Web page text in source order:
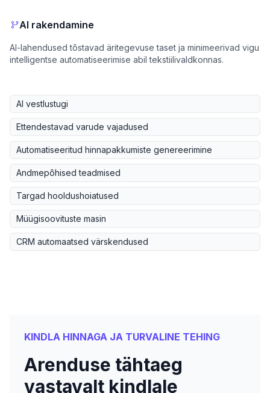
AI rakendamine
AI-lahendused tõstavad äritegevuse taset ja minimeerivad vigu
intelligentse automatiseerimise abil tekstiilivaldkonnas.
AI vestlustugi
Ettendestavad varude vajadused
Automatiseeritud hinnapakkumiste genereerimine
Andmepõhised teadmised
Targad hooldushoiatused
Müügisoovituste masin
CRM automaatsed värskendused
KINDLA HINNAGA JA TURVALINE TEHING
Arenduse tähtaeg
vastavalt kindlale